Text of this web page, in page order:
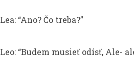
Lea: “Ano? Čo treba?”
Leo: “Budem musieť odísť, Ale-